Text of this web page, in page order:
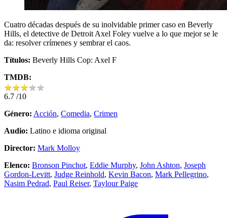
Cuatro décadas después de su inolvidable primer caso en Beverly
Hills, el detective de Detroit Axel Foley vuelve a lo que mejor se le
da: resolver crímenes y sembrar el caos.
Títulos: Beverly Hills Cop: Axel F
TMDB:
★★★★★
★★★★★
6.7 /10
Género: Acción, Comedia, Crimen
Audio: Latino e idioma original
Director: Mark Molloy
Elenco: Bronson Pinchot, Eddie Murphy, John Ashton, Joseph
Gordon-Levitt, Judge Reinhold, Kevin Bacon, Mark Pellegrino,
Nasim Pedrad, Paul Reiser, Taylour Paige